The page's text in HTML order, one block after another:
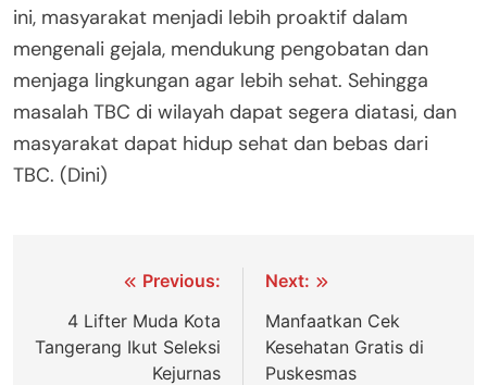
ini, masyarakat menjadi lebih proaktif dalam
mengenali gejala, mendukung pengobatan dan
menjaga lingkungan agar lebih sehat. Sehingga
masalah TBC di wilayah dapat segera diatasi, dan
masyarakat dapat hidup sehat dan bebas dari
TBC. (Dini)
Navigasi
pos
Previous:
4 Lifter Muda Kota
Tangerang Ikut Seleksi
Kejurnas
Next:
Manfaatkan Cek
Kesehatan Gratis di
Puskesmas